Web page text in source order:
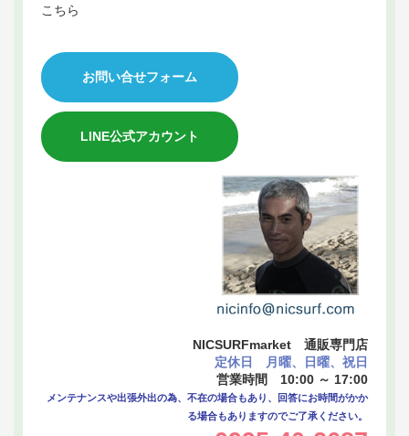
こちら
お問い合せフォーム
LINE公式アカウント
NICSURFmarket 通販専門店
定休日 月曜、日曜、祝日
営業時間 10:00 ～ 17:00
メンテナンスや出張外出の為、不在の場合もあり、回答にお時間がかか
る場合もありますのでご了承ください。